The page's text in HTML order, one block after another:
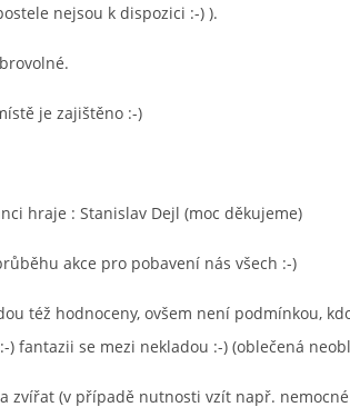
nejsou k dispozici :-) ).
je zajištěno :-)
hraje : Stanislav Dejl (moc děkujeme)
akce pro pobavení nás všech :-)
též hodnoceny, ovšem není podmínkou,
) fantazii se mezi nekladou :-) (oblečená
zvířat (v případě nutnosti vzít např.